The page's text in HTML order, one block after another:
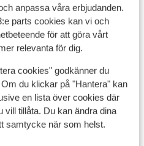
anpassa våra erbjudanden.
parts cookies kan vi och
för att göra vårt
relevanta för dig.
cookies" godkänner du
du klickar på "Hantera" kan
en lista över cookies där
vill tillåta. Du kan ändra dina
samtycke när som helst.
m
m
Skidskola